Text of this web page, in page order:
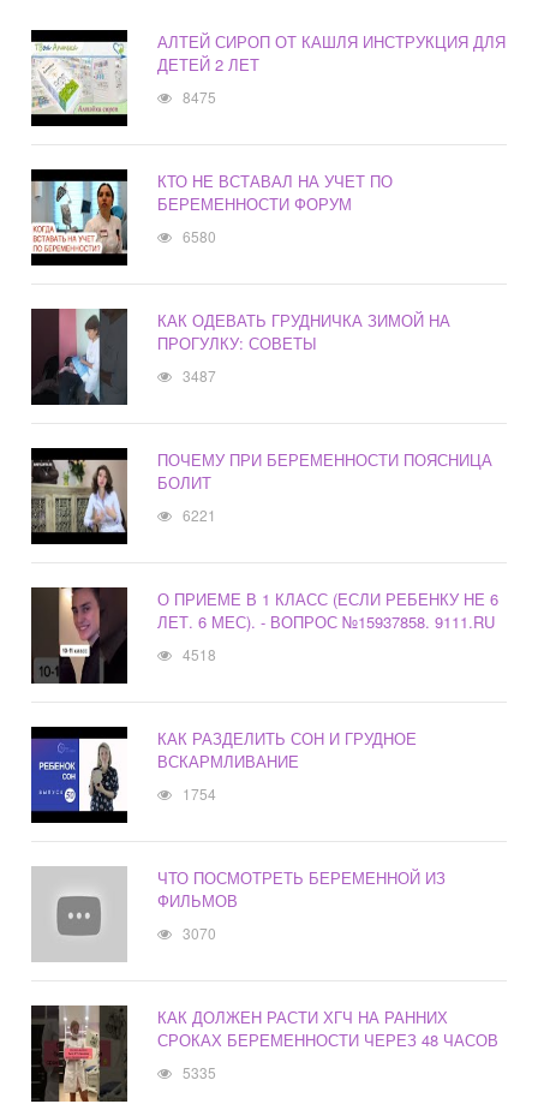
АЛТЕЙ СИРОП ОТ КАШЛЯ ИНСТРУКЦИЯ ДЛЯ
ДЕТЕЙ 2 ЛЕТ
8475
КТО НЕ ВСТАВАЛ НА УЧЕТ ПО
БЕРЕМЕННОСТИ ФОРУМ
6580
КАК ОДЕВАТЬ ГРУДНИЧКА ЗИМОЙ НА
ПРОГУЛКУ: СОВЕТЫ
3487
ПОЧЕМУ ПРИ БЕРЕМЕННОСТИ ПОЯСНИЦА
БОЛИТ
6221
О ПРИЕМЕ В 1 КЛАСС (ЕСЛИ РЕБЕНКУ НЕ 6
ЛЕТ. 6 МЕС). - ВОПРОС №15937858. 9111.RU
4518
КАК РАЗДЕЛИТЬ СОН И ГРУДНОЕ
ВСКАРМЛИВАНИЕ
1754
ЧТО ПОСМОТРЕТЬ БЕРЕМЕННОЙ ИЗ
ФИЛЬМОВ
3070
КАК ДОЛЖЕН РАСТИ ХГЧ НА РАННИХ
СРОКАХ БЕРЕМЕННОСТИ ЧЕРЕЗ 48 ЧАСОВ
5335